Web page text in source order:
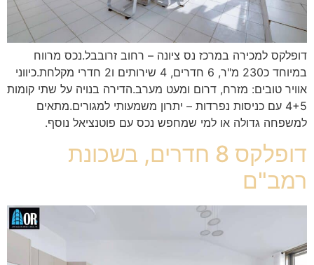
דופלקס למכירה במרכז נס ציונה – רחוב זרובבל.נכס מרווח
במיוחד כ230 מ"ר, 6 חדרים, 4 שירותים ו2 חדרי מקלחת.כיווני
אוויר טובים: מזרח, דרום ומעט מערב.הדירה בנויה על שתי קומות
4+5 עם כניסות נפרדות – יתרון משמעותי למגורים.מתאים
למשפחה גדולה או למי שמחפש נכס עם פוטנציאל נוסף.
דופלקס 8 חדרים, בשכונת
רמב"ם